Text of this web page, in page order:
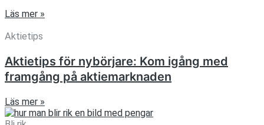
Läs mer »
Aktietips
Aktietips för nybörjare: Kom igång med
framgång på aktiemarknaden
Läs mer »